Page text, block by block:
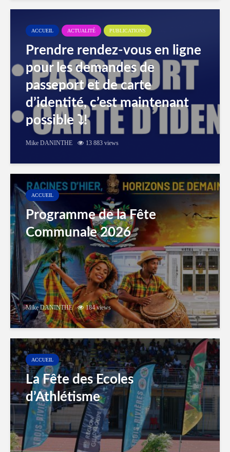
ACCUEIL ACTUALITÉ PUBLICATIONS
Prendre rendez-vous en ligne
pour les demandes de
passeport et de carte
d’identité, c’est maintenant
possible ⤵️!
Mike DANINTHE 13 883 views
ACCUEIL
Programme de la Fête
Communale 2026
Mike DANINTHE 184 views
ACCUEIL
La Fête des Ecoles
d’Athlétisme